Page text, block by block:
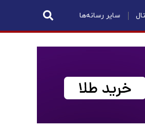
سایر رسانه‌ها